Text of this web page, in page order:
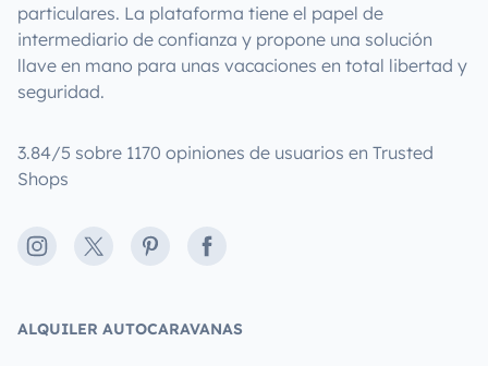
particulares. La plataforma tiene el papel de
intermediario de confianza y propone una solución
llave en mano para unas vacaciones en total libertad y
seguridad.
3.84/5 sobre 1170 opiniones de usuarios en Trusted
Shops
Instagram
X PinterestFacebook
ALQUILER AUTOCARAVANAS